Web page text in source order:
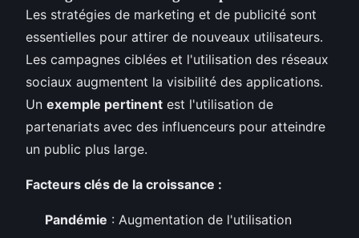
Les stratégies de marketing et de publicité sont
essentielles pour attirer de nouveaux utilisateurs.
Les campagnes ciblées et l'utilisation des réseaux
sociaux augmentent la visibilité des applications.
Un exemple pertinent est l'utilisation de
partenariats avec des influenceurs pour atteindre
un public plus large.
Facteurs clés de la croissance :
Pandémie : Augmentation de l'utilisation